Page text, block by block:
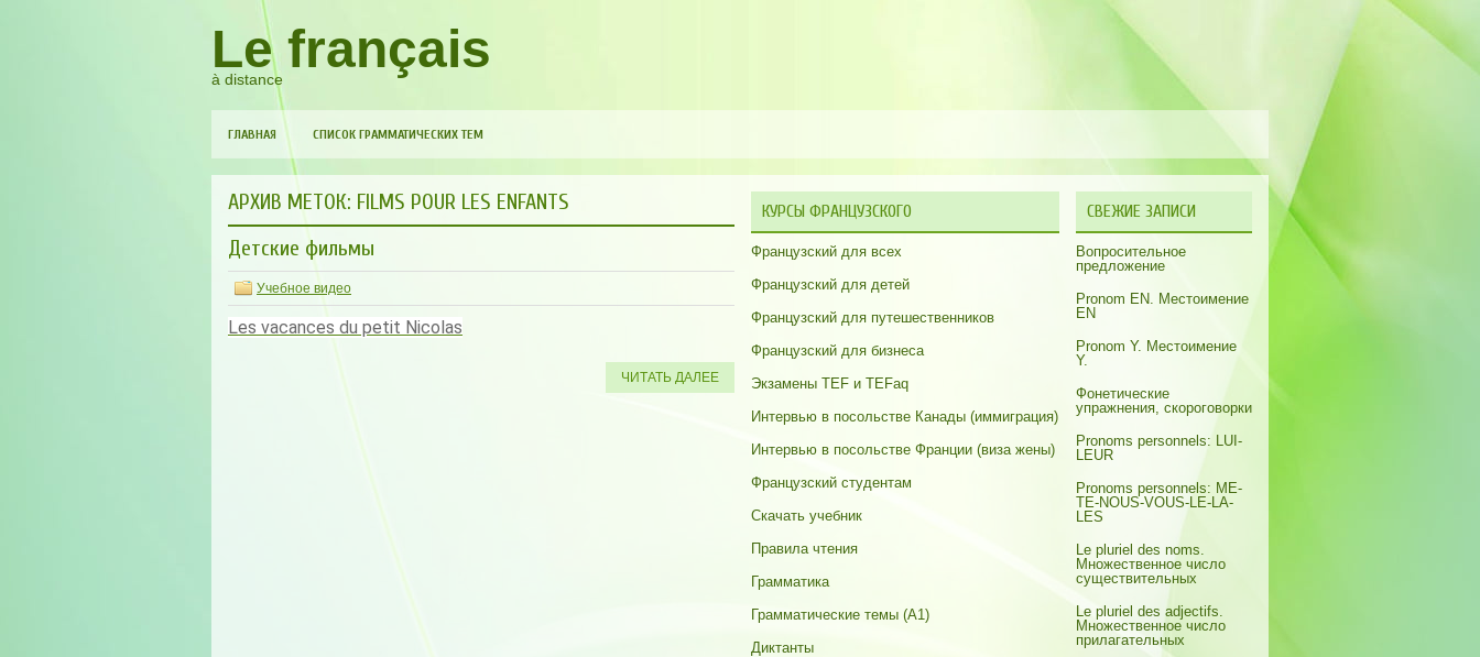
Le français
à distance
ГЛАВНАЯ СПИСОК ГРАММАТИЧЕСКИХ ТЕМ
АРХИВ МЕТОК: FILMS POUR LES ENFANTS
Детские фильмы
Учебное видео
Les vacances du petit Nicolas
ЧИТАТЬ ДАЛЕЕ
КУРСЫ ФРАНЦУЗСКОГО
Французский для всех
Французский для детей
Французский для путешественников
Французский для бизнеса
Экзамены TEF и TEFaq
Интервью в посольстве Канады (иммиграция)
Интервью в посольстве Франции (виза жены)
Французский студентам
Скачать учебник
Правила чтения
Грамматика
Грамматические темы (A1)
Диктанты
СВЕЖИЕ ЗАПИСИ
Вопросительное
предложение
Pronom EN. Местоимение
EN
Pronom Y. Местоимение
Y.
Фонетические
упражнения, скороговорки
Pronoms personnels: LUI-
LEUR
Pronoms personnels: ME-
TE-NOUS-VOUS-LE-LA-
LES
Le pluriel des noms.
Множественное число
существительных
Le pluriel des adjectifs.
Множественное число
прилагательных